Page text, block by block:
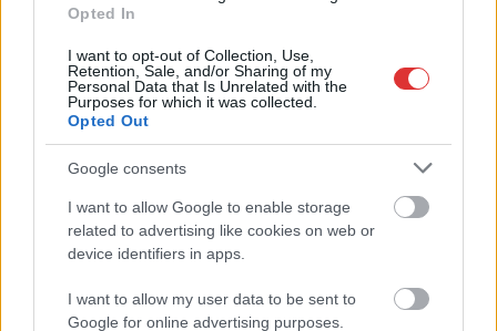
Opted In
I want to opt-out of Collection, Use,
Retention, Sale, and/or Sharing of my
Personal Data that Is Unrelated with the
Purposes for which it was collected.
Opted Out
Google consents
I want to allow Google to enable storage
related to advertising like cookies on web or
device identifiers in apps.
I want to allow my user data to be sent to
Google for online advertising purposes.
Baka András egy hónapja még a Tiszától független államfőről
Drágább lett Magyarország, de vajon jobb is? – kemény kritika
a hazai turizmusról
A Tisza Párt Dr. Baka Andrást jelöli köztársasági elnöknek
fiú (VIDEÓVAL)
Hétfőn kezdik, csütörtökön végeznek – lezárás miatt
egyik Jász-Nagykun-Szolnok megyei vasútvonalon